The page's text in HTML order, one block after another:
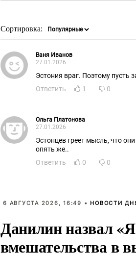
Сортировка:
Ваня Иванов
27.01.2026
Эстония враг. Поэтому пусть
Ответить
1 0
Ольга Платонова
27.01.2026
Эстонцев греет мысль, что
опять же..
Ответить
0 0
6 АВГУСТА 2026, 16:49 • НОВОСТИ
Данилин назвал
вмешательства в